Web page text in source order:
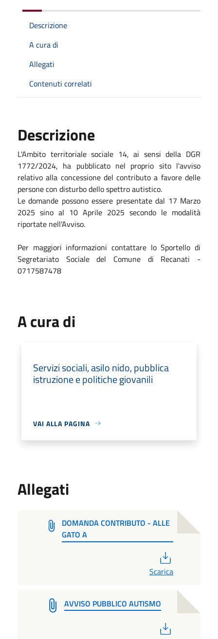
Descrizione
A cura di
Allegati
Contenuti correlati
Descrizione
L'Ambito territoriale sociale 14, ai sensi della DGR
1772/2024, ha pubblicato nel proprio sito l'avviso
relativo alla concessione del contributo a favore delle
persone con disturbo dello spettro autistico.
Le domande possono essere presentate dal 17 Marzo
2025 sino al 10 Aprile 2025 secondo le modalità
riportate nell'Avviso.
Per maggiori informazioni contattare lo Sportello di
Segretariato Sociale del Comune di Recanati -
0717587478
A cura di
Servizi sociali, asilo nido, pubblica
istruzione e politiche giovanili
VAI ALLA PAGINA
Allegati
DOMANDA CONTRIBUTO - ALLE
GATO A
Scarica
AVVISO PUBBLICO AUTISMO